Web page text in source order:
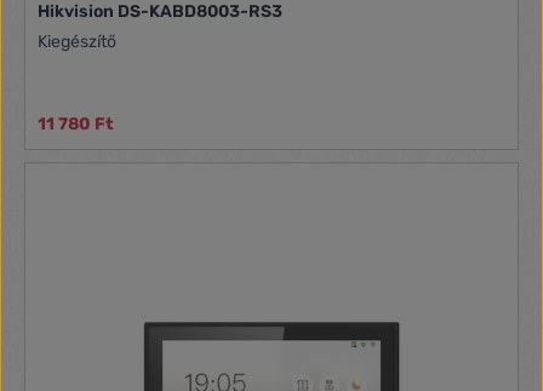
Hikvision DS-KABD8003-RS3
Kiegészítő
11 780 Ft